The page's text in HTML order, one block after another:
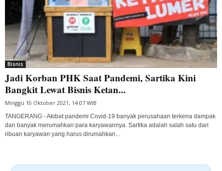
Bisnis
Jadi Korban PHK Saat Pandemi, Sartika Kini
Bangkit Lewat Bisnis Ketan...
Minggu 10 Oktober 2021, 14:07 WIB
TANGERANG - Akibat pandemi Covid-19 banyak perusahaan terkena dampak
dan banyak merumahkan para karyawannya. Sartika adalah salah satu dari
ribuan karyawan yang harus dirumahkan...